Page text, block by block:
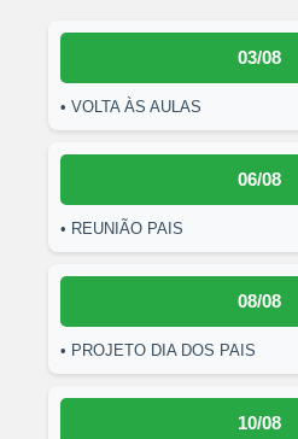
03/08
• VOLTA ÀS AULAS
06/08
• REUNIÃO PAIS
08/08
• PROJETO DIA DOS PAIS
10/08